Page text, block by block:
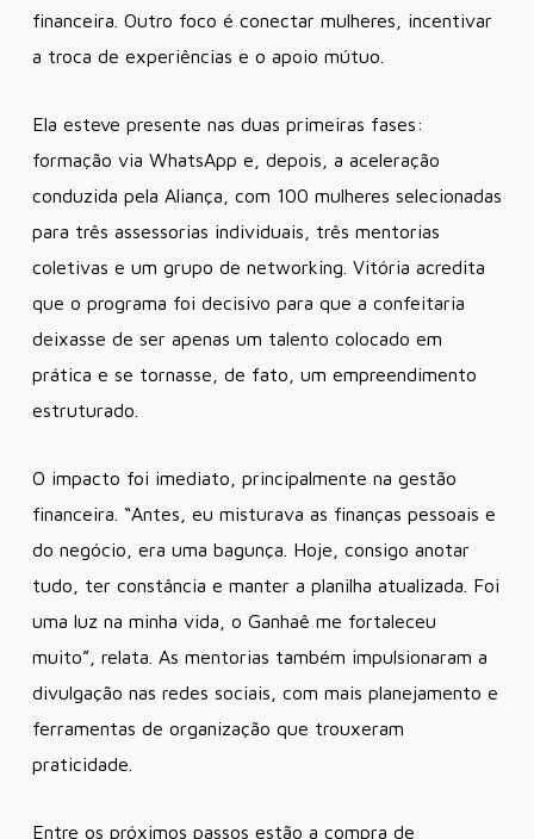
financeira. Outro foco é conectar mulheres, incentivar
a troca de experiências e o apoio mútuo.
Ela esteve presente nas duas primeiras fases:
formação via WhatsApp e, depois, a aceleração
conduzida pela Aliança, com 100 mulheres selecionadas
para três assessorias individuais, três mentorias
coletivas e um grupo de networking. Vitória acredita
que o programa foi decisivo para que a confeitaria
deixasse de ser apenas um talento colocado em
prática e se tornasse, de fato, um empreendimento
estruturado.
O impacto foi imediato, principalmente na gestão
financeira. “Antes, eu misturava as finanças pessoais e
do negócio, era uma bagunça. Hoje, consigo anotar
tudo, ter constância e manter a planilha atualizada. Foi
uma luz na minha vida, o Ganhaê me fortaleceu
muito”, relata. As mentorias também impulsionaram a
divulgação nas redes sociais, com mais planejamento e
ferramentas de organização que trouxeram
praticidade.
Entre os próximos passos estão a compra de